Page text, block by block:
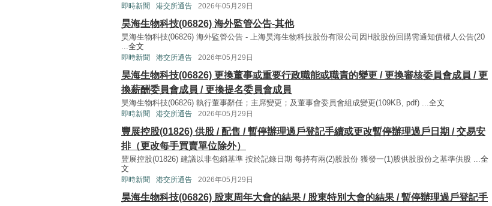
即時新聞 港交所通告 2026年05月29日
昊海生物科技(06826) 海外監管公告-其他
昊海生物科技(06826) 海外監管公告 - 上海昊海生物科技股份有限公司因H股股份回購需通知債權人公告(20
...全文
即時新聞 港交所通告 2026年05月29日
昊海生物科技(06826) 更換董事或重要行政職能或職責的變更 / 更換審核委員會成員 / 更
換薪酬委員會成員 / 更換提名委員會成員
昊海生物科技(06826) 執行董事辭任；主席變更；及董事會委員會組成變更(109KB, pdf) ...全文
即時新聞 港交所通告 2026年05月29日
豐展控股(01826) 供股 / 配售 / 暫停辦理過戶登記手續或更改暫停辦理過戶日期 / 交易安
排（更改每手買賣單位除外）
豐展控股(01826) 建議以非包銷基準 按於記錄日期 每持有兩(2)股股份 獲發一(1)股供股股份之基準供股 ...全
文
即時新聞 港交所通告 2026年05月29日
昊海生物科技(06826) 股東周年大會的結果 / 股東特別大會的結果 / 暫停辦理過戶登記手